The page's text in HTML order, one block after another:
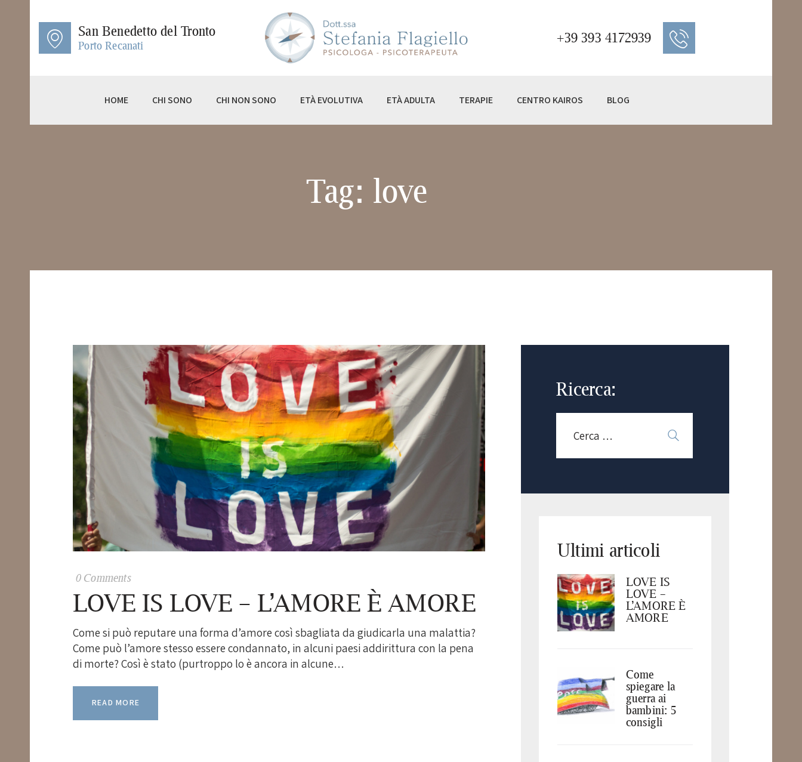
San Benedetto del Tronto
Porto Recanati +39 393 4172939
HOME CHI SONO CHI NON SONO ETÀ EVOLUTIVA ETÀ ADULTA TERAPIE CENTRO KAIROS BLOG
Tag: love
HOME
CHI SONO
CHI NON SONO
ETÀ EVOLUTIVA
0 Comments
LOVE IS LOVE – L’AMORE È AMORE
Come si può reputare una forma d’amore così sbagliata da giudicarla una malattia?
Come può l’amore stesso essere condannato, in alcuni paesi addirittura con la pena
di morte? Così è stato (purtroppo lo è ancora in alcune…
READ MORE
Ricerca:
Ultimi articoli
LOVE IS
LOVE –
L’AMORE È
AMORE
Come
spiegare la
guerra ai
bambini: 5
consigli